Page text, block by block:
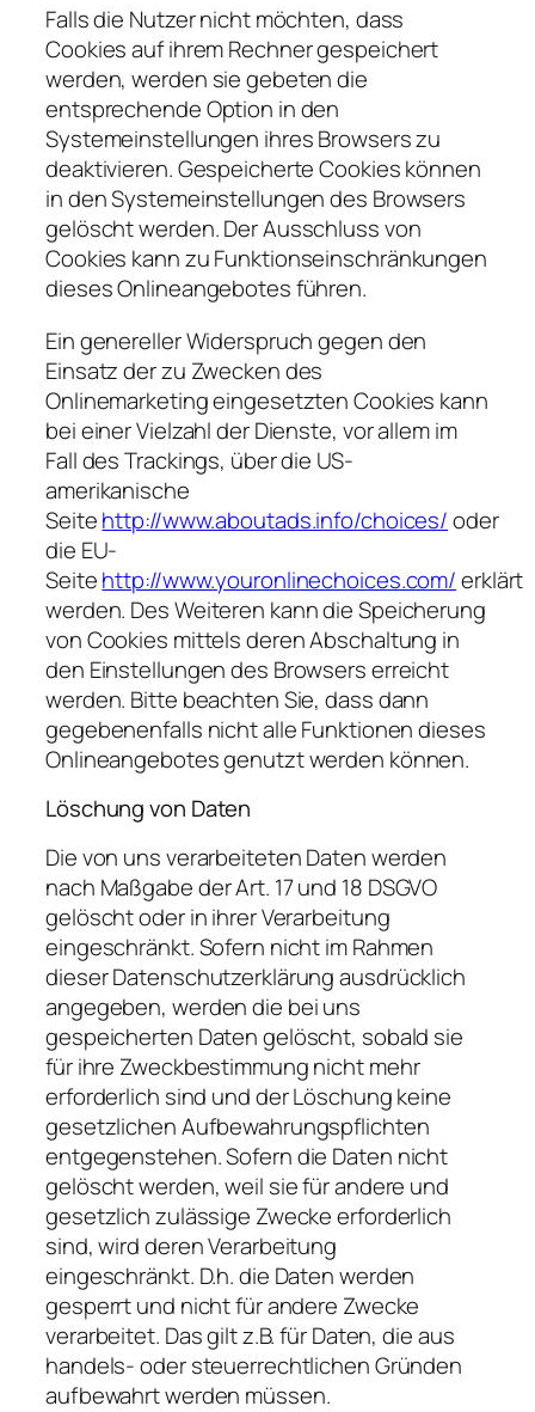
Falls die Nutzer nicht möchten, dass
Cookies auf ihrem Rechner gespeichert
werden, werden sie gebeten die
entsprechende Option in den
Systemeinstellungen ihres Browsers zu
deaktivieren. Gespeicherte Cookies können
in den Systemeinstellungen des Browsers
gelöscht werden. Der Ausschluss von
Cookies kann zu Funktionseinschränkungen
dieses Onlineangebotes führen.
Ein genereller Widerspruch gegen den
Einsatz der zu Zwecken des
Onlinemarketing eingesetzten Cookies kann
bei einer Vielzahl der Dienste, vor allem im
Fall des Trackings, über die US-
amerikanische
Seitehttp://www.aboutads.info/choices/oder
die EU-
Seitehttp://www.youronlinechoices.com/erklärt
werden. Des Weiteren kann die Speicherung
von Cookies mittels deren Abschaltung in
den Einstellungen des Browsers erreicht
werden. Bitte beachten Sie, dass dann
gegebenenfalls nicht alle Funktionen dieses
Onlineangebotes genutzt werden können.
Löschung von Daten
Die von uns verarbeiteten Daten werden
nach Maßgabe der Art. 17 und 18 DSGVO
gelöscht oder in ihrer Verarbeitung
eingeschränkt. Sofern nicht im Rahmen
dieser Datenschutzerklärung ausdrücklich
angegeben, werden die bei uns
gespeicherten Daten gelöscht, sobald sie
für ihre Zweckbestimmung nicht mehr
erforderlich sind und der Löschung keine
gesetzlichen Aufbewahrungspflichten
entgegenstehen. Sofern die Daten nicht
gelöscht werden, weil sie für andere und
gesetzlich zulässige Zwecke erforderlich
sind, wird deren Verarbeitung
eingeschränkt. D.h. die Daten werden
gesperrt und nicht für andere Zwecke
verarbeitet. Das gilt z.B. für Daten, die aus
handels- oder steuerrechtlichen Gründen
aufbewahrt werden müssen.